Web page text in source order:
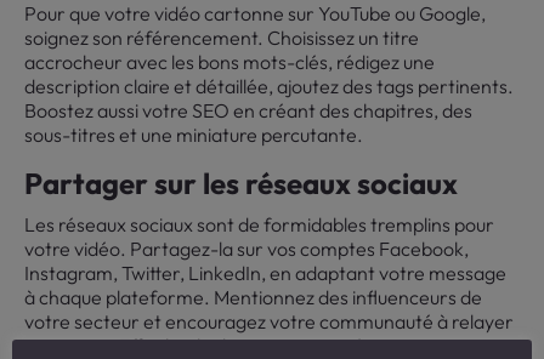
Pour que votre vidéo cartonne sur YouTube ou Google,
soignez son référencement. Choisissez un titre
accrocheur avec les bons mots-clés, rédigez une
description claire et détaillée, ajoutez des tags pertinents.
Boostez aussi votre SEO en créant des chapitres, des
sous-titres et une miniature percutante.
Partager sur les réseaux sociaux
Les réseaux sociaux sont de formidables tremplins pour
votre vidéo. Partagez-la sur vos comptes Facebook,
Instagram, Twitter, LinkedIn, en adaptant votre message
à chaque plateforme. Mentionnez des influenceurs de
votre secteur et encouragez votre communauté à relayer
votre tuto. Effet boule de neige garanti !